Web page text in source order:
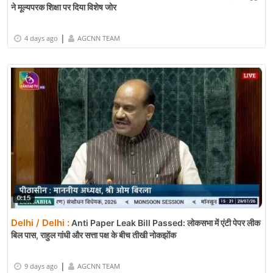
ने मूल्यपरक शिक्षा पर दिया विशेष जोर
4 days ago | AGCNN TEAM
Delhi / Delhi :Anti Paper Leak Bill Passed: लोकसभा में एंटी पेपर लीक
बिल पास, राहुल गांधी और सत्ता पक्ष के बीच तीखी नोकझोंक
9 days ago | AGCNN TEAM